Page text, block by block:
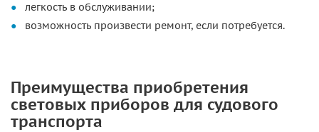
легкость в обслуживании;
возможность произвести ремонт, если потребуется.
Преимущества приобретения
световых приборов для судового
транспорта